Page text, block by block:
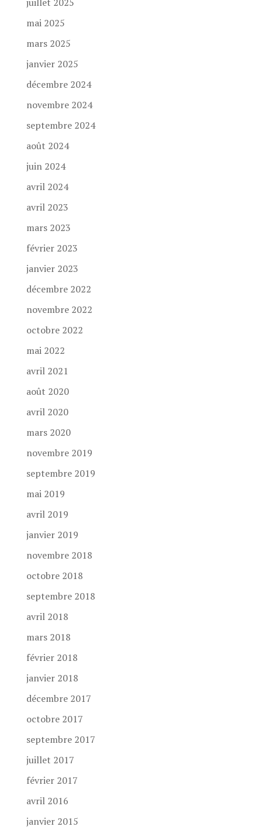
mai 2025
mars 2025
janvier 2025
décembre 2024
novembre 2024
septembre 2024
août 2024
juin 2024
avril 2024
avril 2023
mars 2023
février 2023
janvier 2023
décembre 2022
novembre 2022
octobre 2022
mai 2022
avril 2021
août 2020
avril 2020
mars 2020
novembre 2019
septembre 2019
mai 2019
avril 2019
janvier 2019
novembre 2018
octobre 2018
septembre 2018
avril 2018
mars 2018
février 2018
janvier 2018
décembre 2017
octobre 2017
septembre 2017
juillet 2017
février 2017
avril 2016
janvier 2015